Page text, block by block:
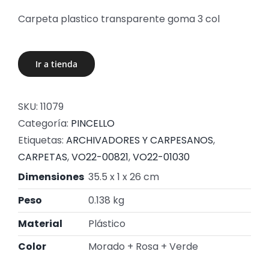
Carpeta plastico transparente goma 3 col
Ir a tienda
SKU: 11079
Categoría: PINCELLO
Etiquetas: ARCHIVADORES Y CARPESANOS,
CARPETAS,VO22-00821,VO22-01030
Dimensiones 35.5 x 1 x 26 cm
Peso
0.138 kg
Material
Plástico
Color
Morado + Rosa + Verde